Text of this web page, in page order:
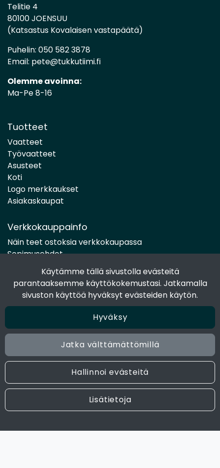
Käytämme tällä sivustolla evästeitä
parantaaksemme käyttökokemustasi. Jatkamalla
sivuston käyttöä hyväksyt evästeiden käytön.
Hyväksy
Jatka välttämättömillä
Hallinnoi evästeitä
Lisätietoja
Telitie 4
80100 JOENSUU
(Katsastus Kovalaisen vastapäätä)
Puhelin: 050 582 3878
Email: pete@tukkutiimi.fi
Olemme avoinna:
Ma-Pe 8-16
Tuotteet
Vaatteet
Työvaatteet
Asusteet
Koti
Logo merkkaukset
Asiakaskaupat
Verkkokauppainfo
Näin teet ostoksia verkkokaupassa
Sopimusehdot
Toimitustavat
Maksutavat
Tietosuojaseloste
Seuraa sosiaalisessa mediassa
Facebook
Instagram
© 2024 Joen Tukkutiimi. All rights reserved. Site by